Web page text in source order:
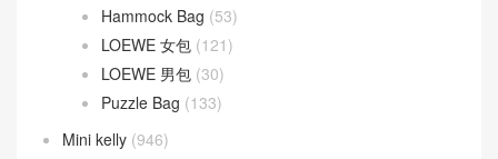
Hammock Bag (53)
LOEWE 女包 (121)
LOEWE 男包 (30)
Puzzle Bag (133)
Mini kelly (946)